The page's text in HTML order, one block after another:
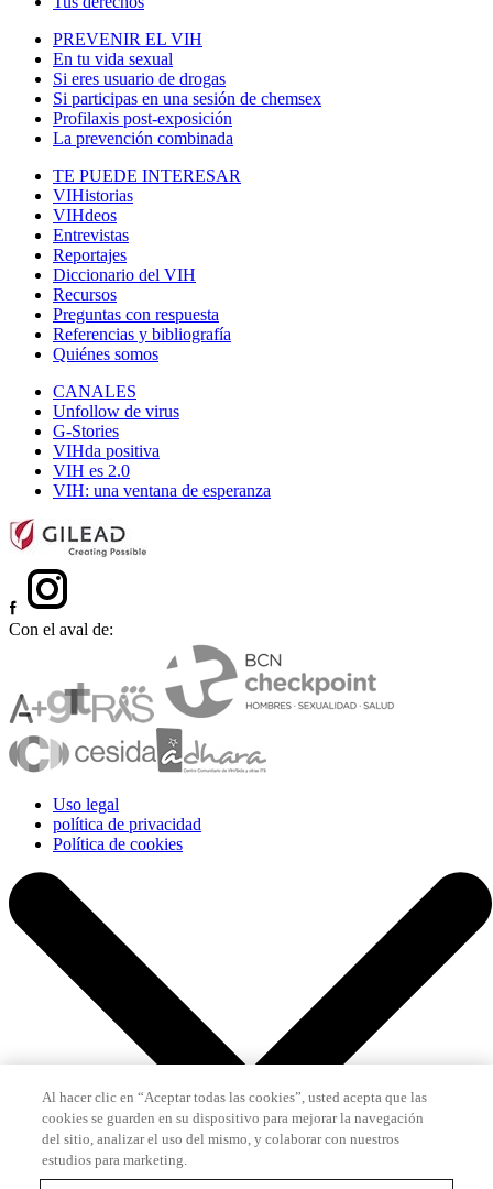
PREVENIR EL VIH
En tu vida sexual
Si eres usuario de drogas
Si participas en una sesión de chemsex
Profilaxis post-exposición
La prevención combinada
TE PUEDE INTERESAR
VIHistorias
VIHdeos
Entrevistas
Reportajes
Diccionario del VIH
Recursos
Preguntas con respuesta
Referencias y bibliografía
Quiénes somos
CANALES
Unfollow de virus
G-Stories
VIHda positiva
VIH es 2.0
VIH: una ventana de esperanza
Con el aval de:
Uso legal
política de privacidad
Política de cookies
Al hacer clic en “Aceptar todas las cookies”, usted acepta que las
cookies se guarden en su dispositivo para mejorar la navegación
del sitio, analizar el uso del mismo, y colaborar con nuestros
estudios para marketing.